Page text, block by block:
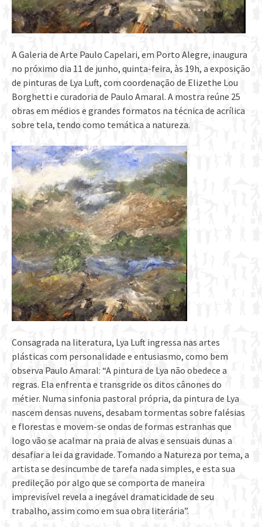
A Galeria de Arte Paulo Capelari, em Porto Alegre, inaugura
no próximo dia 11 de junho, quinta-feira, às 19h, a exposição
de pinturas de Lya Luft, com coordenação de Elizethe Lou
Borghetti e curadoria de Paulo Amaral. A mostra reúne 25
obras em médios e grandes formatos na técnica de acrílica
sobre tela, tendo como temática a natureza.
Consagrada na literatura, Lya Luft ingressa nas artes
plásticas com personalidade e entusiasmo, como bem
observa Paulo Amaral: “A pintura de Lya não obedece a
regras. Ela enfrenta e transgride os ditos cânones do
métier. Numa sinfonia pastoral própria, da pintura de Lya
nascem densas nuvens, desabam tormentas sobre falésias
e florestas e movem-se ondas de formas estranhas que
logo vão se acalmar na praia de alvas e sensuais dunas a
desafiar a lei da gravidade. Tomando a Natureza por tema, a
artista se desincumbe de tarefa nada simples, e esta sua
predileção por algo que se comporta de maneira
imprevisível revela a inegável dramaticidade de seu
trabalho, assim como em sua obra literária”.